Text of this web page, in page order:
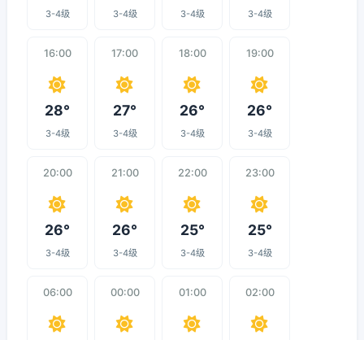
3-4级 3-4级 3-4级 3-4级
16:00
28°
3-4级
17:00
27°
3-4级
18:00
26°
3-4级
19:00
26°
3-4级
20:00
26°
3-4级
21:00
26°
3-4级
22:00
25°
3-4级
23:00
25°
3-4级
06:00 00:00 01:00 02:00